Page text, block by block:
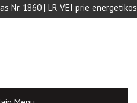
1860 | LR VEI prie